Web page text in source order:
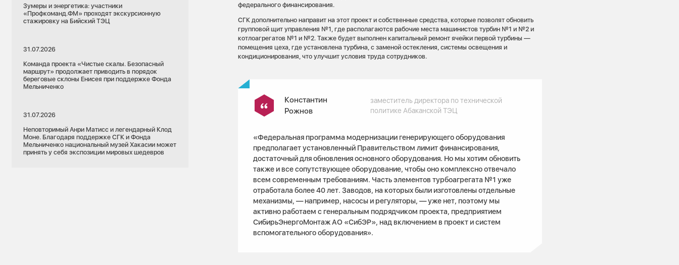
Зумеры и энергетика: участники
«Профкоманд.ФМ» проходят экскурсионную
стажировку на Бийский ТЭЦ
31.07.2026
Команда проекта «Чистые скалы. Безопасный
маршрут» продолжает приводить в порядок
береговые склоны Енисея при поддержке Фонда
Мельниченко
31.07.2026
Неповторимый Анри Матисс и легендарный Клод
Моне. Благодаря поддержке СГК и Фонда
Мельниченко национальный музей Хакасии может
принять у себя экспозиции мировых шедевров
федерального финансирования.
СГК дополнительно направит на этот проект и собственные средства, которые позволят обновить
групповой щит управления №1, где располагаются рабочие места машинистов турбин №1 и №2 и
котлоагрегатов №1 и №2. Также будет выполнен капитальный ремонт ячейки первой турбины —
помещения цеха, где установлена турбина, с заменой остекления, системы освещения и
кондиционирования, что улучшит условия труда сотрудников.
Константин
Рожнов
заместитель директора по технической
политике Абаканской ТЭЦ
«Федеральная программа модернизации генерирующего оборудования
предполагает установленный Правительством лимит финансирования,
достаточный для обновления основного оборудования. Но мы хотим обновить
также и все сопутствующее оборудование, чтобы оно комплексно отвечало
всем современным требованиям. Часть элементов турбоагрегата №1 уже
отработала более 40 лет. Заводов, на которых были изготовлены отдельные
механизмы, — например, насосы и регуляторы, — уже нет, поэтому мы
активно работаем с генеральным подрядчиком проекта, предприятием
СибирьЭнергоМонтаж АО «СибЭР», над включением в проект и систем
вспомогательного оборудования».